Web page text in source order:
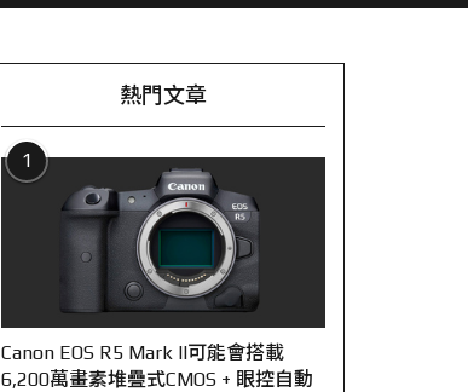
熱門文章
1
Canon EOS R5 Mark II可能會搭載
6,200萬畫素堆疊式CMOS + 眼控自動